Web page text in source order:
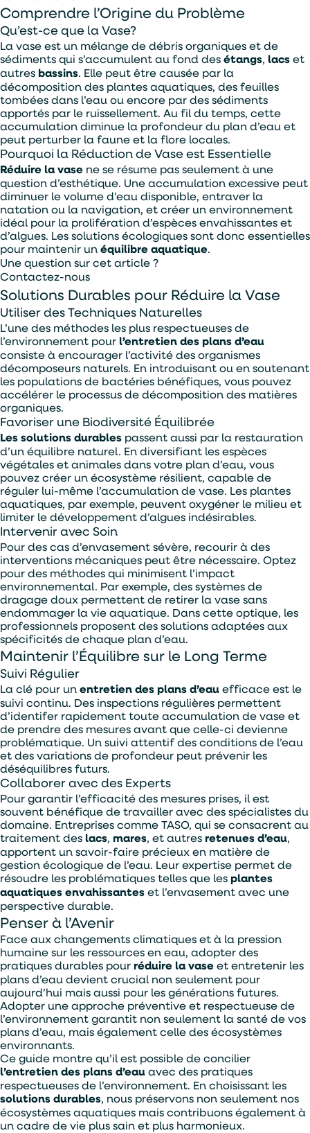
Je souhaite être contacter par :
Téléphone Mail
En soumettant ce formulaire, j'accepte que les
informations saisies soient exploitées par TASO
dans le cadre de ma demande de devis.
ENVOYER
Alternative:
Comprendre l’Origine du Problème
Qu’est-ce que la Vase?
La vase est un mélange de débris organiques et de
sédiments qui s’accumulent au fond desétangs, lacset
autres bassins. Elle peut être causée par la
décomposition des plantes aquatiques, des feuilles
tombées dans l’eau ou encore par des sédiments
apportés par le ruissellement. Au fil du temps, cette
accumulation diminue la profondeur du plan d’eau et
peut perturber la faune et la flore locales.
Pourquoi la Réduction de Vase est Essentielle
Réduire la vase ne se résume pas seulement à une
question d’esthétique. Une accumulation excessive peut
diminuer le volume d’eau disponible, entraver la
natation ou la navigation, et créer un environnement
idéal pour la prolifération d’espèces envahissantes et
d’algues. Les solutions écologiques sont donc essentielles
pour maintenir unéquilibre aquatique.
Une question sur cet article ?
Contactez-nous
Solutions Durables pour Réduire la Vase
Utiliser des Techniques Naturelles
L’une des méthodes les plus respectueuses de
l’environnement pour l’entretien des plans d’eau
consiste à encourager l’activité des organismes
décomposeurs naturels. En introduisant ou en soutenant
les populations de bactéries bénéfiques, vous pouvez
accélérer le processus de décomposition des matières
organiques.
Favoriser une Biodiversité Équilibrée
Les solutions durables passent aussi par la restauration
d’un équilibre naturel. En diversifiant les espèces
végétales et animales dans votre plan d’eau, vous
pouvez créer un écosystème résilient, capable de
réguler lui-même l’accumulation de vase. Les plantes
aquatiques, par exemple, peuvent oxygéner le milieu et
limiter le développement d’algues indésirables.
Intervenir avec Soin
Pour des cas d’envasement sévère, recourir à des
interventions mécaniques peut être nécessaire. Optez
pour des méthodes qui minimisent l’impact
environnemental. Par exemple, des systèmes de
dragage doux permettent de retirer la vase sans
endommager la vie aquatique. Dans cette optique, les
professionnels proposent des solutions adaptées aux
spécificités de chaque plan d’eau.
Maintenir l’Équilibre sur le Long Terme
Suivi Régulier
La clé pour unentretien des plans d’eauefficace est le
suivi continu. Des inspections régulières permettent
d’identifer rapidement toute accumulation de vase et
de prendre des mesures avant que celle-ci devienne
problématique. Un suivi attentif des conditions de l’eau
et des variations de profondeur peut prévenir les
déséquilibres futurs.
Collaborer avec des Experts
Pour garantir l’efficacité des mesures prises, il est
souvent bénéfique de travailler avec des spécialistes du
domaine. Entreprises comme TASO, qui se consacrent au
traitement des lacs, mares, et autres retenues d’eau,
apportent un savoir-faire précieux en matière de
gestion écologique de l’eau. Leur expertise permet de
résoudre les problématiques telles que les plantes
aquatiques envahissanteset l’envasement avec une
perspective durable.
Penser à l’Avenir
Face aux changements climatiques et à la pression
humaine sur les ressources en eau, adopter des
pratiques durables pour réduire la vaseet entretenir les
plans d’eau devient crucial non seulement pour
aujourd’hui mais aussi pour les générations futures.
Adopter une approche préventive et respectueuse de
l’environnement garantit non seulement la santé de vos
plans d’eau, mais également celle des écosystèmes
environnants.
Ce guide montre qu’il est possible de concilier
l’entretien des plans d’eauavec des pratiques
respectueuses de l’environnement. En choisissant les
solutions durables, nous préservons non seulement nos
écosystèmes aquatiques mais contribuons également à
un cadre de vie plus sain et plus harmonieux.